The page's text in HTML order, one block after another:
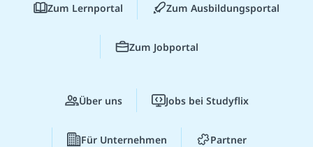
Zum Lernportal Zum Ausbildungsportal
Zum Jobportal
Über uns Jobs bei Studyflix
Für Unternehmen Partner